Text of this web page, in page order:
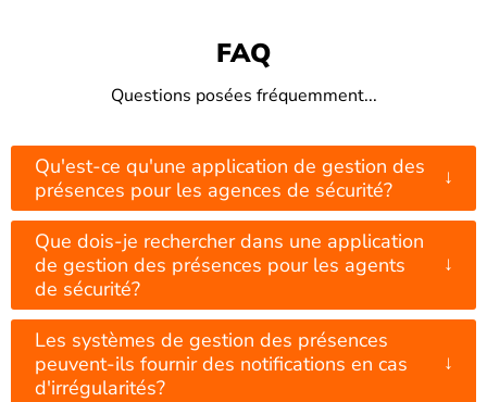
FAQ
Questions posées fréquemment...
Qu'est-ce qu'une application de gestion des
présences pour les agences de sécurité?
↓
Que dois-je rechercher dans une application
de gestion des présences pour les agents
de sécurité?
↓
Les systèmes de gestion des présences
peuvent-ils fournir des notifications en cas
d'irrégularités?
↓